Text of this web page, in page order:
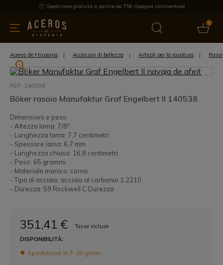
Spedizione gratuita a partire da 75€ (Spagna continentale)
0
cucina Offre Ultime notizie Venduti Marche
Aceros de Hispania Accessori di bellezza Articoli per la rasatura Rasoi
REF: 140538
Böker rasoio Manufaktur Graf Engelbert II 140538
Dimensioni e peso
- Altezza lama: 7/8"
- Lunghezza lama: 7,7 centimetri
- Spessore lama: 6,7 mm
- Lunghezza chiuso: 16,8 centimetri
- Peso: 65 grammi
- Materiale manico: corno
- Tipo di acciaio: acciaio al carbonio 1.2210
- Durezza: 59 Rockwell C Durezza
351,41 €
Tasse incluse
DISPONIBILITÀ:
Spedizione in 7-15 giorni